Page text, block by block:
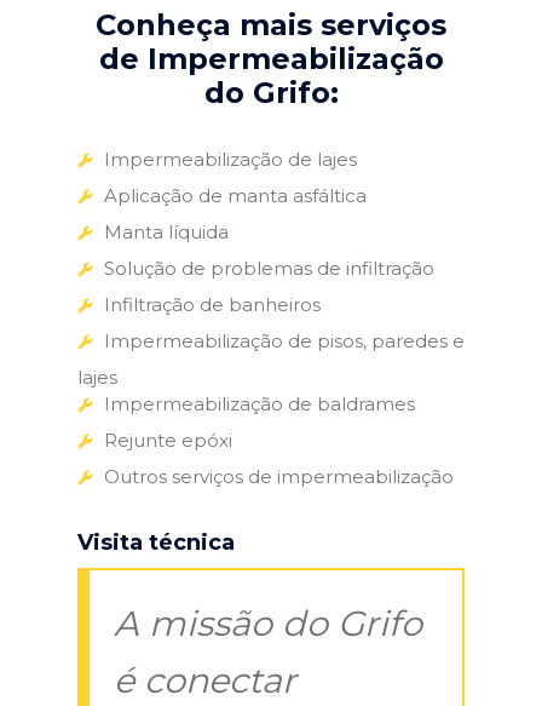
Conheça mais serviços
de Impermeabilização
do Grifo:
Impermeabilização de lajes
Aplicação de manta asfáltica
Manta líquida
Solução de problemas de infiltração
Infiltração de banheiros
Impermeabilização de pisos, paredes e
lajes
Impermeabilização de baldrames
Rejunte epóxi
Outros serviços de impermeabilização
Visita técnica
A missão do Grifo
é conectar